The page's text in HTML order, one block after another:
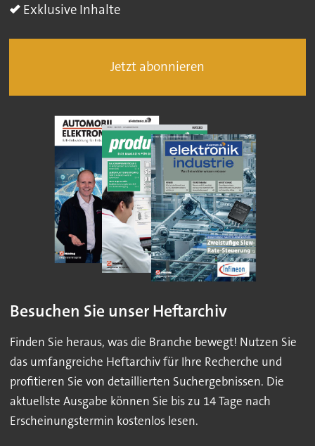
Exklusive Inhalte
Jetzt abonnieren
Besuchen Sie unser Heftarchiv
Finden Sie heraus, was die Branche bewegt! Nutzen Sie
das umfangreiche Heftarchiv für Ihre Recherche und
profitieren Sie von detaillierten Suchergebnissen. Die
aktuellste Ausgabe können Sie bis zu 14 Tage nach
Erscheinungstermin kostenlos lesen.